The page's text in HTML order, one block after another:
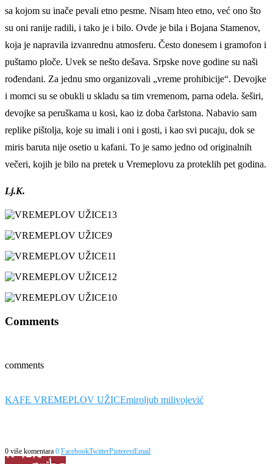
sa kojom su inače pevali etno pesme. Nisam hteo etno, već ono što
su oni ranije radili, i tako je i bilo. Ovde je bila i Bojana Stamenov,
koja je napravila izvanrednu atmosferu. Često donesem i gramofon i
puštamo ploče. Uvek se nešto dešava. Srpske nove godine su naši
rođendani. Za jednu smo organizovali „vreme prohibicije“. Devojke
i momci su se obukli u skladu sa tim vremenom, parna odela. šeširi,
devojke sa peruškama u kosi, kao iz doba čarlstona. Nabavio sam
replike pištolja, koje su imali i oni i gosti, i kao svi pucaju, dok se
miris baruta nije osetio u kafani. To je samo jedno od originalnih
večeri, kojih je bilo na pretek u Vremeplovu za proteklih pet godina.
Lj.K.
Comments
comments
KAFE VREMEPLOV UŽICEmiroljub milivojević
0 više komentara 0 FacebookTwitterPinterestEmail